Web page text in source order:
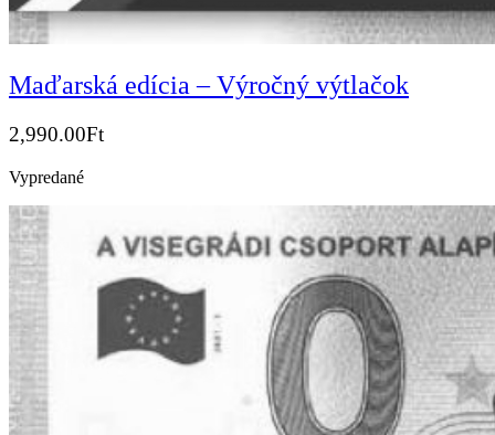
Maďarská edícia – Výročný výtlačok
2,990.00Ft
Vypredané